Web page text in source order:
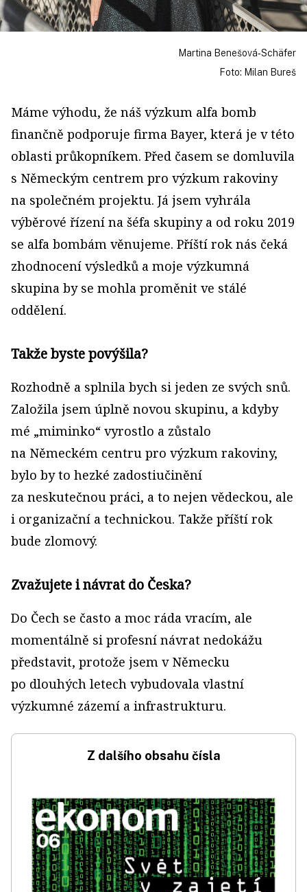
Martina Benešová‑Schäfer
Foto: Milan Bureš
Máme výhodu, že náš výzkum alfa bomb
finančně podporuje firma Bayer, která je v této
oblasti průkopníkem. Před časem se domluvila
s Německým centrem pro výzkum rakoviny
na společném projektu. Já jsem vyhrála
výběrové řízení na šéfa skupiny a od roku 2019
se alfa bombám věnujeme. Příští rok nás čeká
zhodnocení výsledků a moje výzkumná
skupina by se mohla proměnit ve stálé
oddělení.
Takže byste povýšila?
Rozhodně a splnila bych si jeden ze svých snů.
Založila jsem úplně novou skupinu, a kdyby
mé „miminko“ vyrostlo a zůstalo
na Německém centru pro výzkum rakoviny,
bylo by to hezké zadostiučinění
za neskutečnou práci, a to nejen vědeckou, ale
i organizační a technickou. Takže příští rok
bude zlomový.
Zvažujete i návrat do Česka?
Do Čech se často a moc ráda vracím, ale
momentálně si profesní návrat nedokážu
představit, protože jsem v Německu
po dlouhých letech vybudovala vlastní
výzkumné zázemí a infrastrukturu.
Z dalšího obsahu čísla